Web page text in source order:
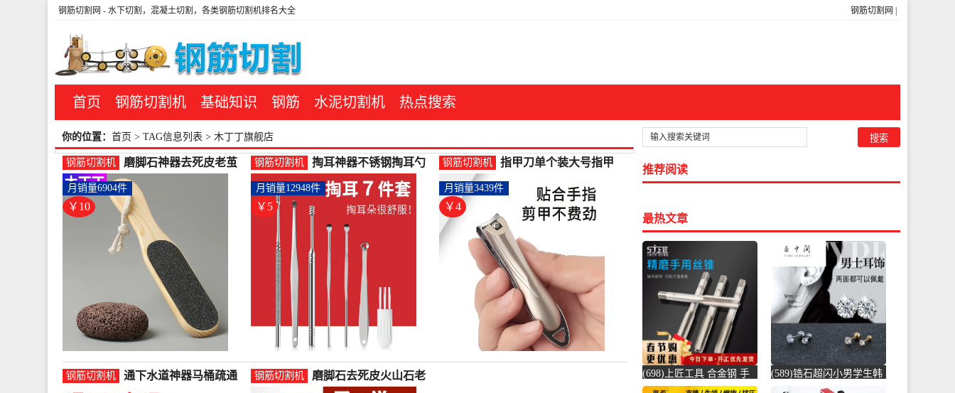
钢筋切割网
钢筋切割网 - 水下切割，混凝土切割，各类钢筋切割机排名大全
首页 钢筋切割机 基础知识 钢筋 水泥切割机 热点搜索
你的位置： 首页 > TAG信息列表 > 木丁丁旗舰店
钢筋切割机
磨脚石神器去死皮老茧
火山石双面磨砂搓脚板
家用刮修脚-钢筋切割工
具(木丁丁旗舰店仅售9.9
元)
￥10
月销量6904件
钢筋切割机
掏耳神器不锈钢掏耳勺
采耳工具套装儿童成人
螺旋挖耳勺-钢筋切割工
具(木丁丁旗舰店仅售5.3
元)
￥5
月销量12948件
钢筋切割机
指甲刀单个装大号指甲
甲钳修剪手-钢筋切割工
具(木丁丁旗舰店仅售3.9
元)
￥4
月销量3439件
钢筋切割机
通下水道神器马桶疏通
器掏厕所厨房堵塞捅管
钢筋切割机
磨脚石去死皮火山石老
茧角质工具搓脚板磨脚
推荐阅读
最热文章
(698)上匠工具 合金钢 手
用丝锥攻螺纹工具攻丝丝
(589)锆石超闪小男学生韩
版耳骨钉钛钢养耳棒防过